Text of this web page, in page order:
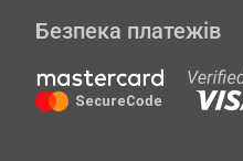
Безпека платежів